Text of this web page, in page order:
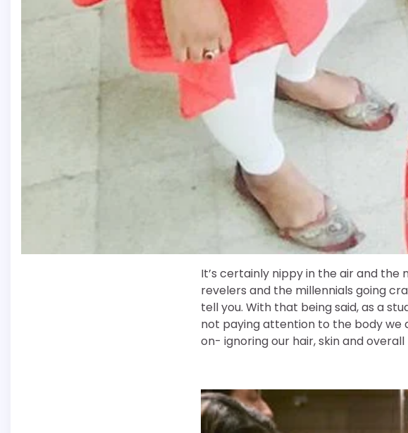
It’s certainly nippy in the air and
revelers and the millennials going
tell you. With that being said, as a
not paying attention to the body we
on- ignoring our hair, skin and overall